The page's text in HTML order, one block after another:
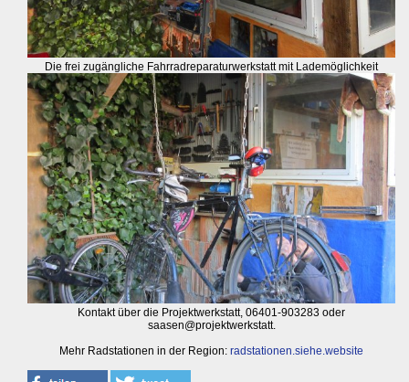
Die frei zugängliche Fahrradreparaturwerkstatt mit Lademöglichkeit
Kontakt über die Projektwerkstatt, 06401-903283 oder
saasen@projektwerkstatt.
Mehr Radstationen in der Region:radstationen.siehe.website